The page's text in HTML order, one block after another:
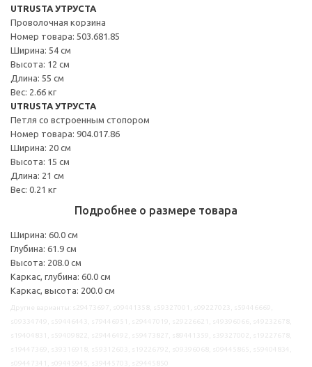
UTRUSTA УТРУСТА
Проволочная корзина
Номер товара: 503.681.85
Ширина: 54 см
Высота: 12 см
Длина: 55 см
Вес: 2.66 кг
UTRUSTA УТРУСТА
Петля со встроенным стопором
Номер товара: 904.017.86
Ширина: 20 см
Высота: 15 см
Длина: 21 см
Вес: 0.21 кг
Подробнее о размере товара
Ширина: 60.0 см
Глубина: 61.9 см
Высота: 208.0 см
Каркас, глубина: 60.0 см
Каркас, высота: 200.0 см